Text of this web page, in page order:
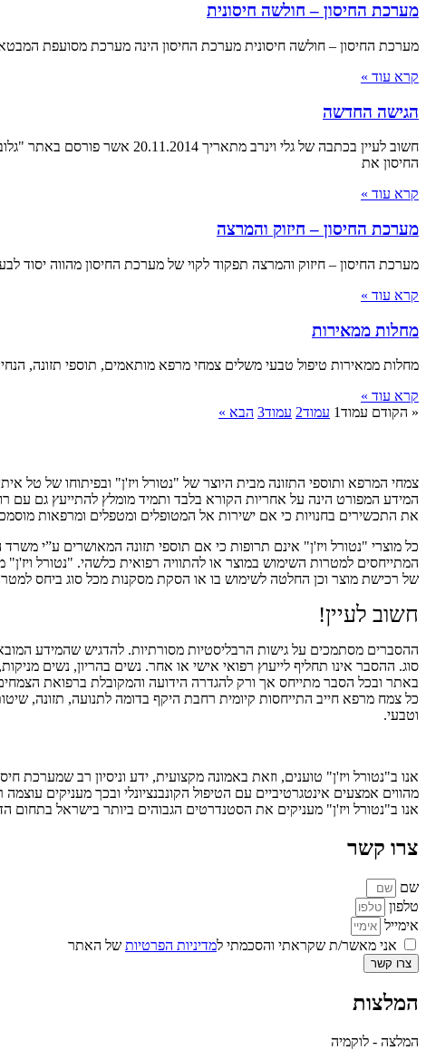
מערכת החיסון – חולשה חיסונית
מערכת החיסון – חולשה חיסונית מערכת החיסון הינה מערכת מסועפת
קרא עוד »
הגישה החדשה
החיסון את
קרא עוד »
מערכת החיסון – חיזוק והמרצה
מערכת החיסון – חיזוק והמרצה תפקוד לקוי של מערכת החיסון מהווה יסוד
קרא עוד »
מחלות ממאירות
מחלות ממאירות טיפול טבעי משלים צמחי מרפא מותאמים, תוספי תזונה,
קרא עוד »
« הקודם עמוד1 עמוד2 עמוד3 הבא »
המידע המפורט הינה על אחריות הקורא בלבד ותמיד מומלץ להתייעץ גם עם
את התכשירים בחנויות כי אם ישירות אל המטופלים ומטפלים ומרפאות
כל מוצרי "נטורל ויז'ן" אינם תרופות כי אם תוספי תזונה המאושרים ע”י
המתייחסים למטרות השימוש במוצר או להתוויה רפואית כלשהי. "נטורל
של רכישת מוצר וכן החלטה לשימוש בו או הסקת מסקנות מכל סוג ביחס
חשוב לעיין!
ההסברים מסתמכים על גישות הרבליסטיות מסורתיות. להדגיש שהמידע
סוג. ההסבר אינו תחליף לייעוץ רפואי אישי או אחר. נשים בהריון, נשים
באתר ובכל הסבר מתייחס אך ורק להגדרה הידועה והמקובלת ברפואת
כל צמח מרפא חייב התייחסות קיומית רחבת היקף בדומה לתנועה, תזונה,
וטבעי.
אנו ב"נטורל ויז'ן" טוענים, וזאת באמונה מקצועית, ידע וניסיון רב שמערכת
מהווים אמצעים אינטגרטיביים עם הטיפול הקונבנציונלי ובכך מעניקים
אנו ב"נטורל ויז'ן" מעניקים את הסטנדרטים הגבוהים ביותר בישראל
צרו קשר
שם
טלפון
אימייל
אני מאשר/ת שקראתי והסכמתי למדיניות הפרטיות של האתר
צרו קשר
המלצות
המלצה - לוקמיה